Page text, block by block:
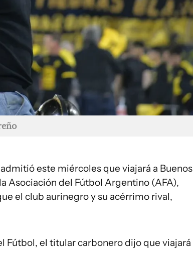
este miércoles que viajará a Buenos
Asociación del Fútbol Argentino (AFA),
el club aurinegro y su acérrimo rival,
Fútbol, el titular carbonero dijo que viajará